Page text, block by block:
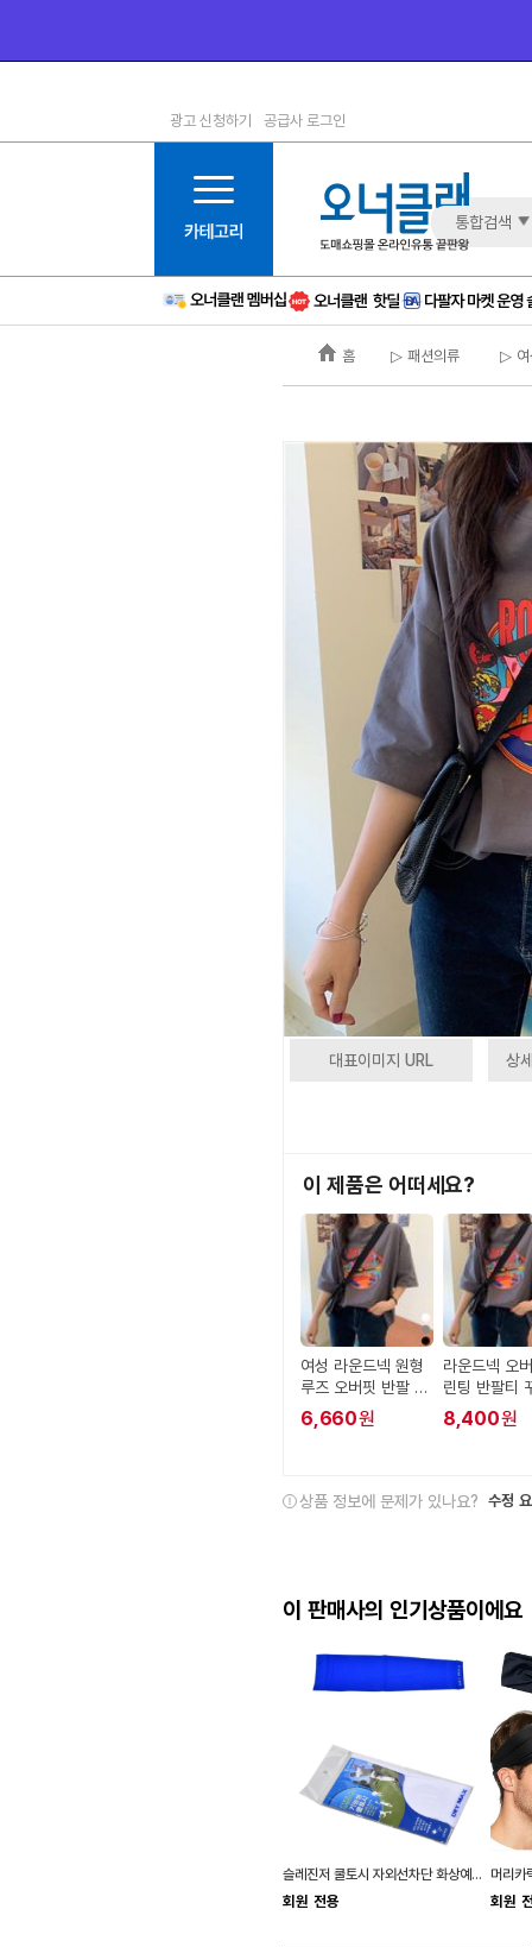
1등급
6등급
11등급
12등급
15등급
16등급
광고 신청하기 공급사 로그인
통합검색
홈 ▷ 패션의류 ▷ 여
대표이미지 URL 상
이 제품은 어떠세요?
여성 라운드넥 원형
루즈 오버핏 반팔 티
셔츠 URK-10086
76
6,660원
라운드넥 오
린팅 반팔티
룩 데일리룩
8,400원
상품 정보에 문제가 있나요? 수정
이 판매사의 인기상품이에요
슬레진저 쿨토시 자외선차단 화상예방 고탄력 1세트
회원 전용 회원